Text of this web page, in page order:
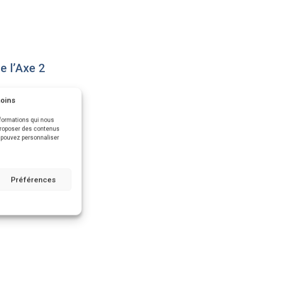
qui nous
des contenus
personnaliser
Préférences
l’Axe 2
ses conséquences